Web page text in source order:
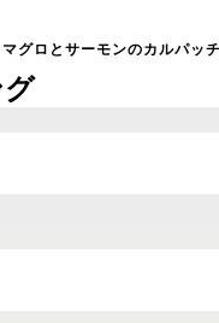
グロとサーモンのカルパッ